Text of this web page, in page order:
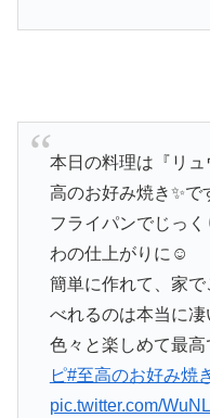
本日の料理は『リ
高のお好み焼き✨で
フライパンでじっ
わの仕上がりに☺️
簡単に作れて、家
べれるのは本当に
色々と楽しめて最高
ピ#至高のお好み焼
pic.twitter.com/